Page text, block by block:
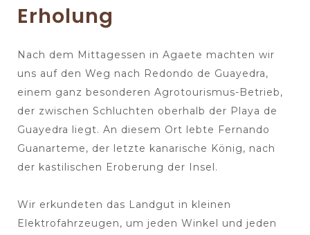
Erholung
Nach dem Mittagessen in Agaete machten wir
uns auf den Weg nach Redondo de Guayedra,
einem ganz besonderen Agrotourismus-Betrieb,
der zwischen Schluchten oberhalb der Playa de
Guayedra liegt. An diesem Ort lebte Fernando
Guanarteme, der letzte kanarische König, nach
der kastilischen Eroberung der Insel.
Wir erkundeten das Landgut in kleinen
Elektrofahrzeugen, um jeden Winkel und jeden